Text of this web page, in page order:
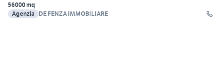
56000 mq
Agenzia
DE FENZA IMMOBILIARE